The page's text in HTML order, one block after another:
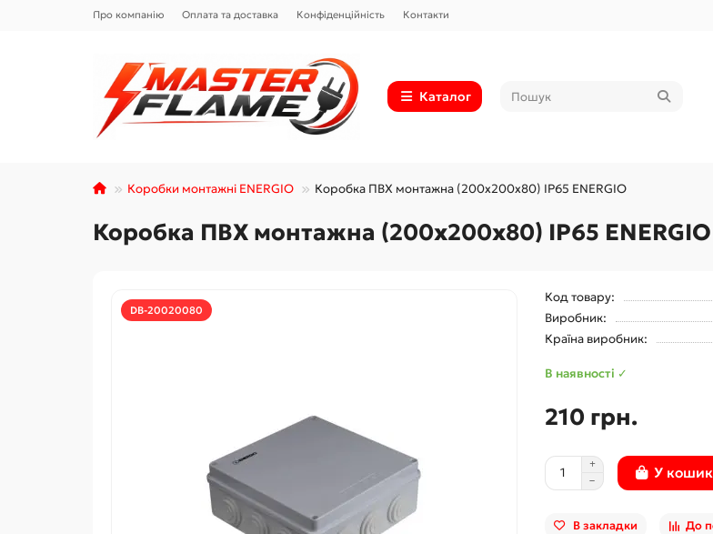
Про компанію Оплата та доставка Конфіденційність Контакти
Каталог
Коробки монтажні ENERGIO Коробка ПВХ монтажна (200x200x80) IP65 ENERGIO
Коробка ПВХ монтажна (200x200x80) IP65 ENERGIO
DB-20020080
Код товару:
Виробник:
Країна виробник:
В наявності ✓
210 грн.
У кошик
В закладки До